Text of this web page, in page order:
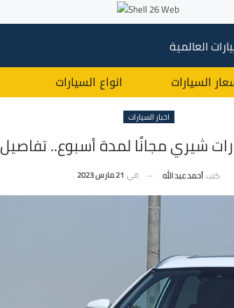
العالمية
السيارات انواع السيارات
اخبار السيارات
شيري مجانًا لمدة أسبوع.. تفاصيل
كتب أحمد عبد الله في 21 مارس 2023